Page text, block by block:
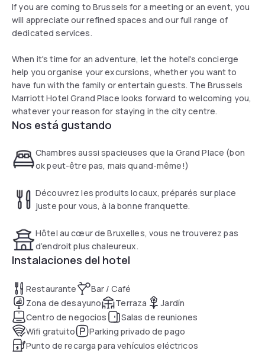
If you are coming to Brussels for a meeting or an event, you
will appreciate our refined spaces and our full range of
dedicated services.
When it's time for an adventure, let the hotel's concierge
help you organise your excursions, whether you want to
have fun with the family or entertain guests. The Brussels
Marriott Hotel Grand Place looks forward to welcoming you,
whatever your reason for staying in the city centre.
Nos está gustando
Chambres aussi spacieuses que la Grand Place (bon
ok peut-être pas, mais quand-même!)
Découvrez les produits locaux, préparés sur place
juste pour vous, à la bonne franquette.
Hôtel au cœur de Bruxelles, vous ne trouverez pas
d’endroit plus chaleureux.
Instalaciones del hotel
Restaurante
Bar / Café
Zona de desayuno
Terraza
Jardín
Centro de negocios
Salas de reuniones
Wifi gratuito
Parking privado de pago
Punto de recarga para vehículos eléctricos